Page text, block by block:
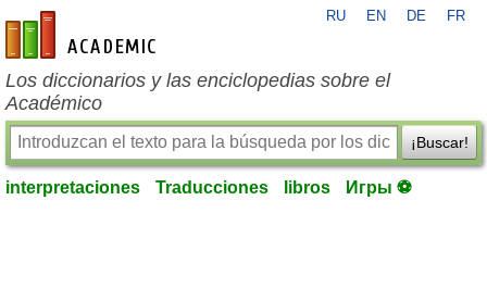
es-academic.com
RU EN DE FR
Los diccionarios y las enciclopedias sobre el
Académico
¡Buscar!
interpretaciones Traducciones libros Игры ⚽